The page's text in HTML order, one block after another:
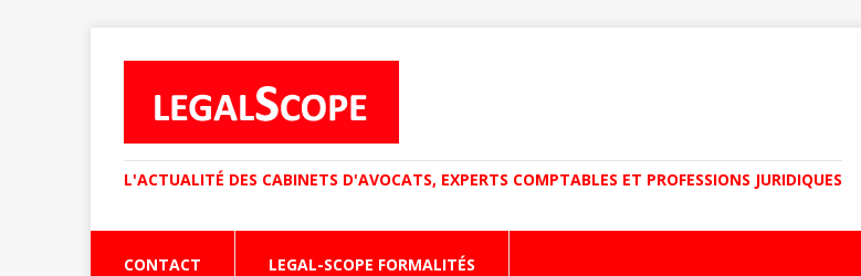
L'ACTUALITÉ DES CABINETS D'AVOCATS, EXPERTS COMPTABLES ET PROFESSIONS JURIDIQUES
CONTACT LEGAL-SCOPE FORMALITÉS